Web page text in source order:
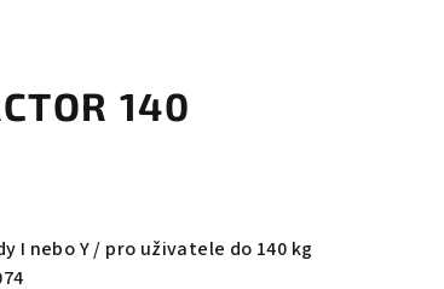
140
I nebo Y / pro uživatele do 140 kg